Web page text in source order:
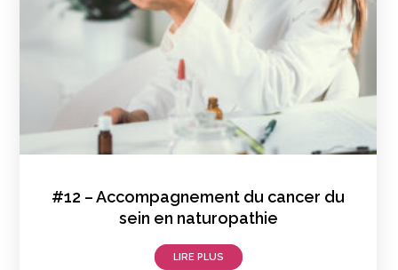
#12 – Accompagnement du cancer du
sein en naturopathie
LIRE PLUS